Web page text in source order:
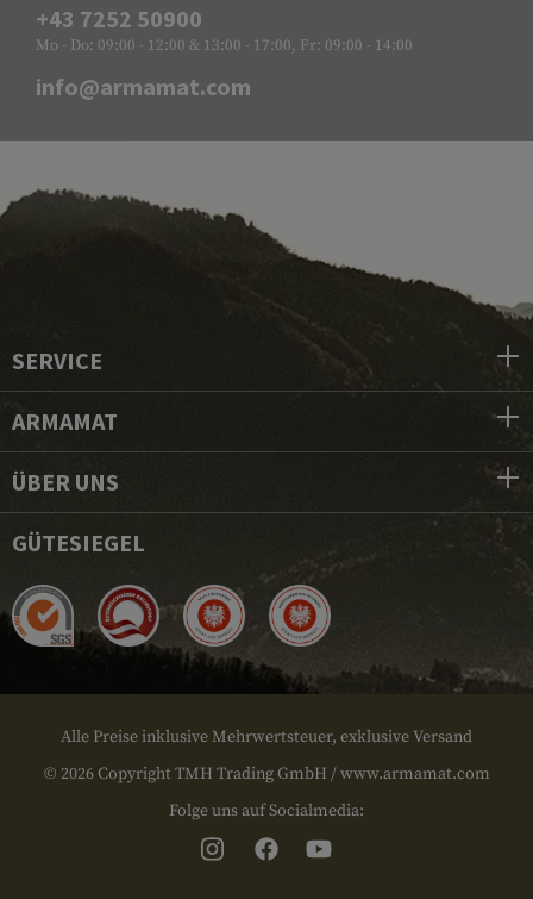
+43 7252 50900
Mo - Do: 09:00 - 12:00 & 13:00 - 17:00, Fr: 09:00 - 14:00
info@armamat.com
SERVICE
ARMAMAT
ÜBER UNS
GÜTESIEGEL
Alle Preise inklusive Mehrwertsteuer, exklusive Versand
© 2026 Copyright TMH Trading GmbH / www.armamat.com
Folge uns auf Socialmedia: